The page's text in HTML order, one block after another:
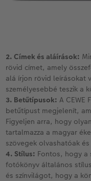
2. Címek és aláírások:
rövid címet, amely
alá írjon rövid leírásokat
személyesebbé teszik a
3. Betűtípusok: A CEWE
betűtípust megjelenít,
Figyeljen arra, hogy
tartalmazza a magyar
szövegek olvashatóak
4. Stílus: Fontos, hogy a
fotókönyv általános
és színvilágot, hogy a